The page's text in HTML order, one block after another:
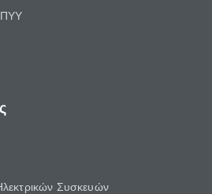
Συσκευών